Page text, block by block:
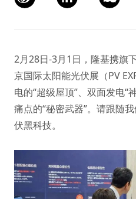
2月28日-3月1日，隆基携旗
京国际太阳能光伏展（PV
电的“超级屋顶”、双面发电“
痛点的“秘密武器”。请跟随
伏黑科技。